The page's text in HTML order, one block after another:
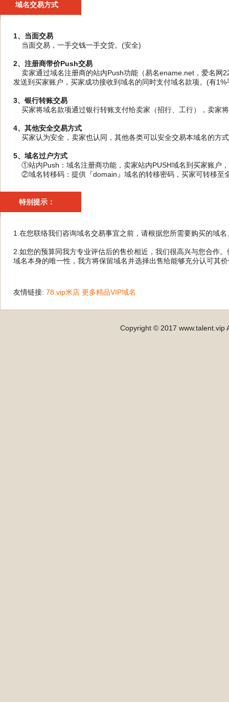
域名交易方式
1、当面交易
当面交易，一手交钱一手交货。(安全)
2、注册商带价Push交易
卖家通过域名注册商的站内Push功能（易名ename.net，爱名网
发送到买家账户，买家成功接收到域名的同时支付域名款项。(有
3、银行转账交易
买家将域名款项通过银行转账支付给卖家（招行、工行），卖家
4、其他安全交易方式
买家认为安全，卖家也认同，其他各类可以安全交易本域名的方
5、域名过户方式
①站内Push：域名注册商功能，卖家站内PUSH域名到买家账户
②域名转移码：提供『domain』域名的转移密码，买家可转移至
特别提示：
1.在您联络我们咨询域名交易事宜之前，请根据您所需要购买的域
2.如您的预算同我方专业评估后的售价相近，我们很高兴与您合作
域名本身的唯一性，我方将保留域名并选择出售给能够充分认可其
友情链接: 78.vip米店 更多精品VIP域名
Copyright © 2017 www.talent.vip